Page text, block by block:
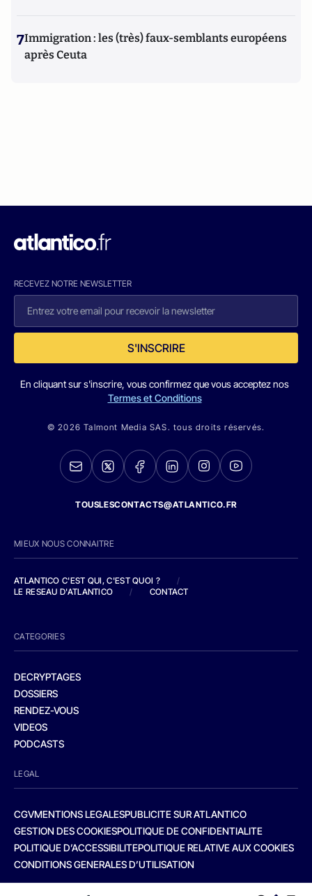
7Immigration : les (très) faux-semblants européens
après Ceuta
RECEVEZ NOTRE NEWSLETTER
S'INSCRIRE
En cliquant sur s'inscrire, vous confirmez que vous acceptez nos
Termes et Conditions
© 2026 Talmont Media SAS. tous droits réservés.
TOUSLESCONTACTS@ATLANTICO.FR
MIEUX NOUS CONNAITRE
ATLANTICO C'EST QUI, C'EST QUOI ?
/
LE RESEAU D'ATLANTICO
/ CONTACT
CATEGORIES
DECRYPTAGES
DOSSIERS
RENDEZ-VOUS
VIDEOS
PODCASTS
LEGAL
CGVMENTIONS LEGALESPUBLICITE SUR ATLANTICO
GESTION DES COOKIESPOLITIQUE DE CONFIDENTIALITE
POLITIQUE D’ACCESSIBILITEPOLITIQUE RELATIVE AUX COOKIES
CONDITIONS GENERALES D’UTILISATION